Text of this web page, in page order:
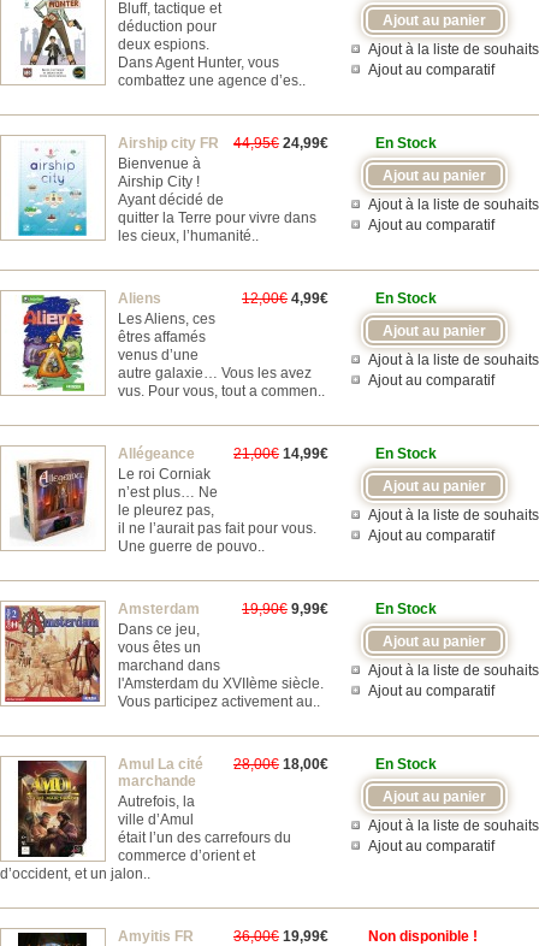
Ajout à la liste de souhaits
Ajout au comparatif
Bluff, tactique et
déduction pour
deux espions.
Dans Agent Hunter, vous
combattez une agence d’es..
En Stock
Ajout à la liste de souhaits
Ajout au comparatif
44,95€ 24,99€
Airship city FR
Bienvenue à
Airship City !
Ayant décidé de
quitter la Terre pour vivre dans
les cieux, l’humanité..
En Stock
Ajout à la liste de souhaits
Ajout au comparatif
12,00€ 4,99€
Aliens
Les Aliens, ces
êtres affamés
venus d’une
autre galaxie… Vous les avez
vus. Pour vous, tout a commen..
En Stock
Ajout à la liste de souhaits
Ajout au comparatif
21,00€ 14,99€
Allégeance
Le roi Corniak
n’est plus… Ne
le pleurez pas,
il ne l’aurait pas fait pour vous.
Une guerre de pouvo..
En Stock
Ajout à la liste de souhaits
Ajout au comparatif
19,90€ 9,99€
Amsterdam
Dans ce jeu,
vous êtes un
marchand dans
l'Amsterdam du XVIIème siècle.
Vous participez activement au..
En Stock
Ajout à la liste de souhaits
Ajout au comparatif
28,00€ 18,00€
Amul La cité
marchande
Autrefois, la
ville d’Amul
était l’un des carrefours du
commerce d’orient et
d’occident, et un jalon..
Non disponible !
36,00€ 19,99€
Amyitis FR